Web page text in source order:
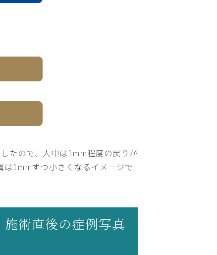
たので、人中は1mm程度の戻りが
1mmずつ小さくなるイメージで
術直後の症例写真